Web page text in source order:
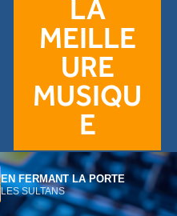
EN FERMANT LA PORTE
LES SULTANS